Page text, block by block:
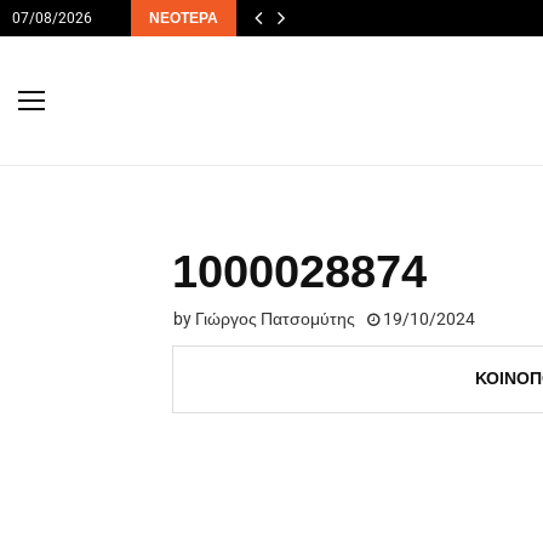
07/08/2026 ΝΕΌΤΕΡΑ
1000028874
by Γιώργος Πατσομύτης 19/10/2024